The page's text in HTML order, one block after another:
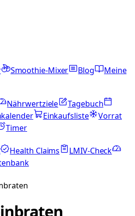
Smoothie-Mixer Blog
Meine
Nährwertziele
Tagebuch
Einkaufsliste
Vorrat
Timer
Health Claims
LMIV-Check